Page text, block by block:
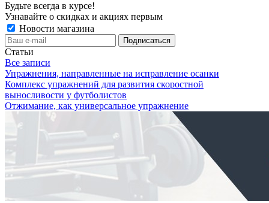
Будьте всегда в курсе!
Узнавайте о скидках и акциях первым
Новости магазина
Статьи
Все записи
Упражнения, направленные на исправление осанки
Комплекс упражнений для развития скоростной
выносливости у футболистов
Отжимание, как универсальное упражнение